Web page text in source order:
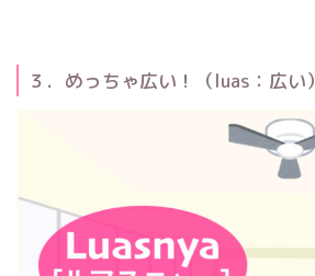
３．めっちゃ広い！（luas：広い）